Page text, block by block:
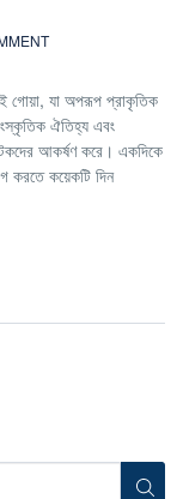
গোয়া, যা অপরূপ প্রাকৃতিক
ঐতিহ্য এবং
আকর্ষণ করে। একদিকে
করতে কয়েকটি দিন